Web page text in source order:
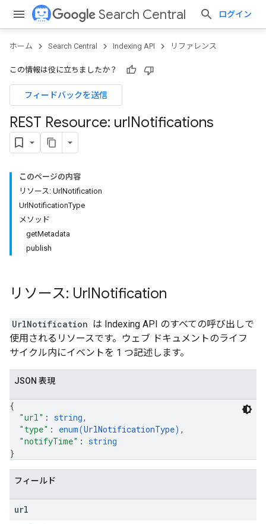
Search Central ログイン
ホーム Search Central Indexing API リファレンス
この情報は役に立ちましたか？
フィードバックを送信
REST Resource: urlNotifications
このページの内容
リソース: UrlNotification
UrlNotificationType
メソッド
getMetadata
publish
リソース: UrlNotification
UrlNotification は Indexing API のすべての呼び出しで
使用されるリソースです。ウェブ ドキュメントのライフ
サイクル内にイベントを 1 つ記述します。
JSON 表現
{
"url" : string,
"type" : enum(UrlNotificationType) ,
"notifyTime" : string
}
フィールド
url